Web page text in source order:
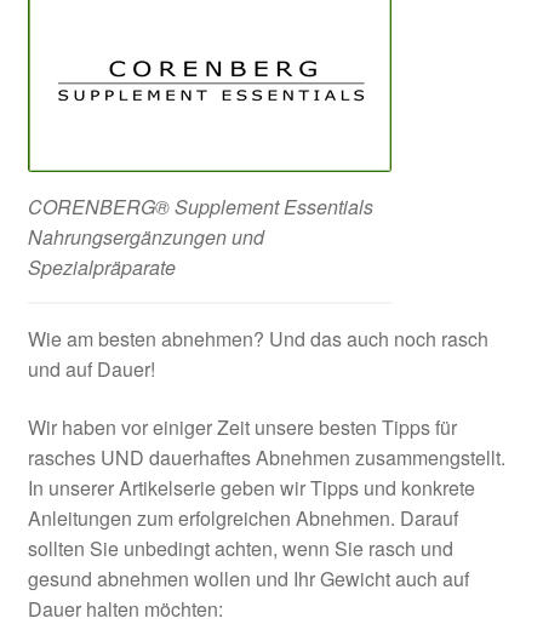
CORENBERG® Supplement Essentials
Nahrungsergänzungen und
Spezialpräparate
Wie am besten abnehmen? Und das auch noch rasch
und auf Dauer!
Wir haben vor einiger Zeit unsere besten Tipps für
rasches UND dauerhaftes Abnehmen zusammengstellt.
In unserer Artikelserie geben wir Tipps und konkrete
Anleitungen zum erfolgreichen Abnehmen. Darauf
sollten Sie unbedingt achten, wenn Sie rasch und
gesund abnehmen wollen und Ihr Gewicht auch auf
Dauer halten möchten: